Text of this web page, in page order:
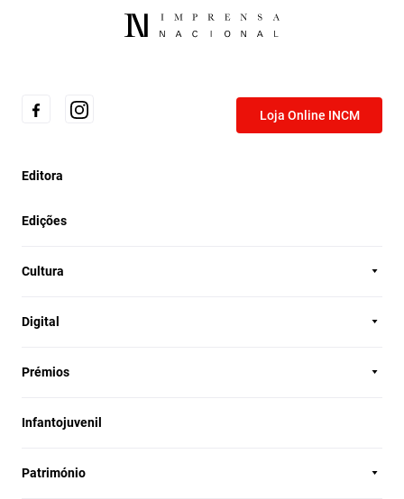
Loja Online INCM
Editora
Edições
Cultura
Digital
Prémios
Infantojuvenil
Património